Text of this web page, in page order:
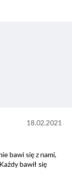
18.02.2021
bawi się z nami,
bawił się